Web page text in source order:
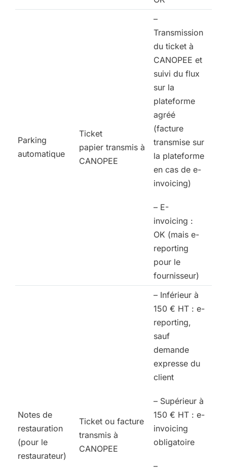
Parking
automatique
Ticket
papier transmis à
CANOPEE
–
Transmission
du ticket à
CANOPEE et
suivi du flux
sur la
plateforme
agréé
(facture
transmise sur
la plateforme
en cas de e-
invoicing)
– E-
invoicing :
OK (mais e-
reporting
pour le
fournisseur)
Notes de
restauration
(pour le
restaurateur)
Ticket ou facture
transmis à
CANOPEE
– Inférieur à
150 € HT : e-
reporting,
sauf
demande
expresse du
client
– Supérieur à
150 € HT : e-
invoicing
obligatoire
–